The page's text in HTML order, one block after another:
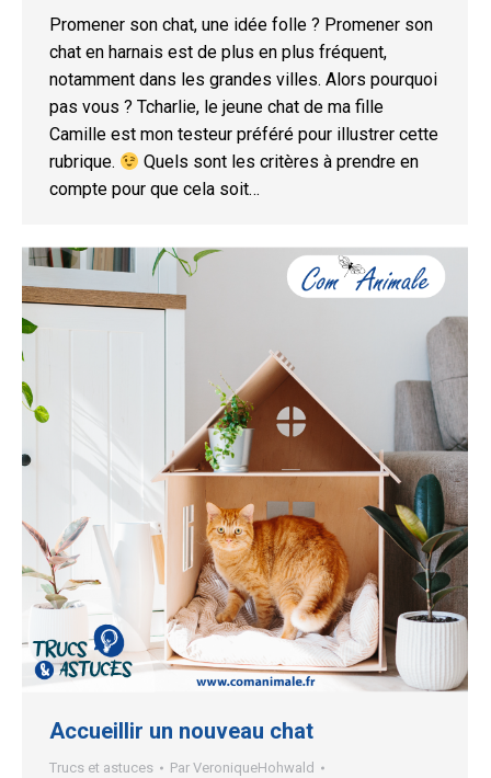
Promener son chat, une idée folle ? Promener son
chat en harnais est de plus en plus fréquent,
notamment dans les grandes villes. Alors pourquoi
pas vous ? Tcharlie, le jeune chat de ma fille
Camille est mon testeur préféré pour illustrer cette
rubrique.
Quels sont les critères à prendre en
compte pour que cela soit…
Accueillir un nouveau chat
Trucs et astuces Par VeroniqueHohwald